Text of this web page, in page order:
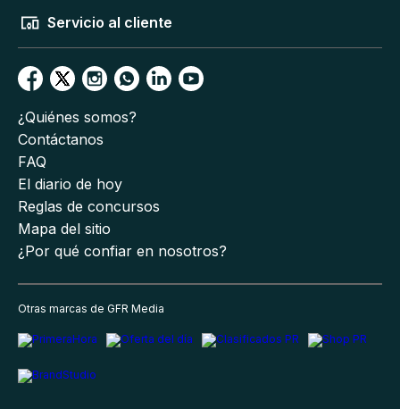
Servicio al cliente
¿Quiénes somos?
Contáctanos
FAQ
El diario de hoy
Reglas de concursos
Mapa del sitio
¿Por qué confiar en nosotros?
Otras marcas de GFR Media